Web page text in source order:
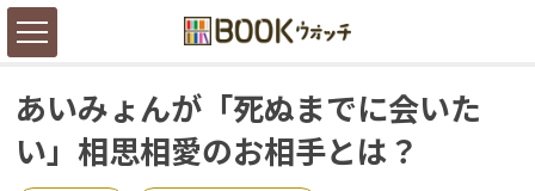
あいみょんが「死ぬまでに会いた
い」相思相愛のお相手とは？